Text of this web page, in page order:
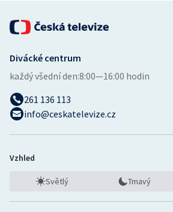
Divácké centrum
každý všední den:8:00—16:00 hodin
261 136 113
info@ceskatelevize.cz
Vzhled
Světlý Tmavý